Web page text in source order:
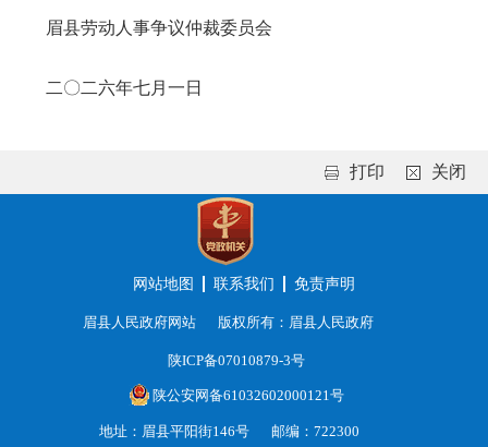
眉县劳动人事争议仲裁委员会
二〇二六年七月一日
关闭
打印
网站地图 联系我们 免责声明
眉县人民政府网站 版权所有：眉县人民政府
陕ICP备07010879-3号
陕公安网备61032602000121号
地址：眉县平阳街146号 邮编：722300